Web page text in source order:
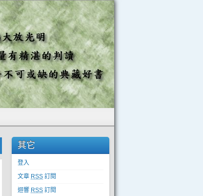
其它
登入
文章 RSS 訂閱
迴響 RSS 訂閱